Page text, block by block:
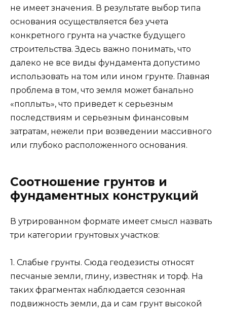
не имеет значения. В результате выбор типа
основания осуществляется без учета
конкретного грунта на участке будущего
строительства. Здесь важно понимать, что
далеко не все виды фундамента допустимо
использовать на том или ином грунте. Главная
проблема в том, что земля может банально
«поплыть», что приведет к серьезным
последствиям и серьезным финансовым
затратам, нежели при возведении массивного
или глубоко расположенного основания.
Соотношение грунтов и
фундаментных конструкций
В утрированном формате имеет смысл назвать
три категории грунтовых участков:
1. Слабые грунты. Сюда геодезисты относят
песчаные земли, глину, известняк и торф. На
таких фрагментах наблюдается сезонная
подвижность земли, да и сам грунт высокой